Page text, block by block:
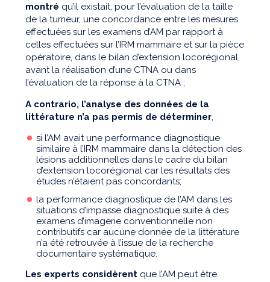
montré qu’il existait, pour l’évaluation de la taille
de la tumeur, une concordance entre les mesures
effectuées sur les examens d’AM par rapport à
celles effectuées sur l’IRM mammaire et sur la pièce
opératoire, dans le bilan d’extension locorégional,
avant la réalisation d’une CTNA ou dans
l’évaluation de la réponse à la CTNA ;
A contrario, l’analyse des données de la
littérature n’a pas permis de déterminer,
si l’AM avait une performance diagnostique
similaire à l’IRM mammaire dans la détection des
lésions additionnelles dans le cadre du bilan
d’extension locorégional car les résultats des
études n’étaient pas concordants;
la performance diagnostique de l’AM dans les
situations d’impasse diagnostique suite à des
examens d’imagerie conventionnelle non
contributifs car aucune donnée de la littérature
n’a été retrouvée à l’issue de la recherche
documentaire systématique.
Les experts considèrent que l’AM peut être